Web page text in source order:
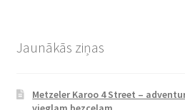
Jaunākās ziņas
Metzeler Karoo 4 Street –